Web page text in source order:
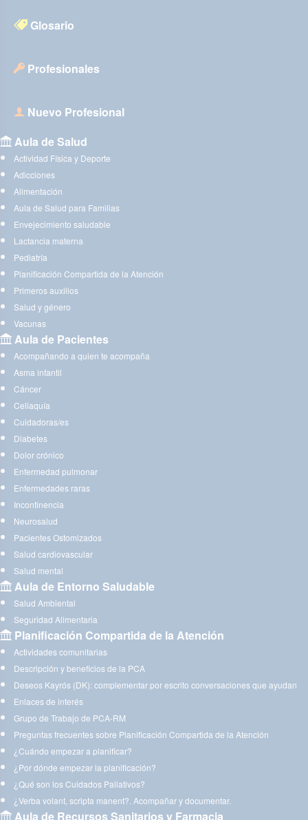
Glosario
Profesionales
Nuevo Profesional
Aula de Salud
Actividad Física y Deporte
Adicciones
Alimentación
Aula de Salud para Familias
Envejecimiento saludable
Lactancia materna
Pediatría
Planificación Compartida de la Atención
Primeros auxilios
Salud y género
Vacunas
Aula de Pacientes
Acompañando a quien te acompaña
Asma infantil
Cáncer
Celiaquía
Cuidadoras/es
Diabetes
Dolor crónico
Enfermedad pulmonar
Enfermedades raras
Incontinencia
Neurosalud
Pacientes Ostomizados
Salud cardiovascular
Salud mental
Aula de Entorno Saludable
Salud Ambiental
Seguridad Alimentaria
Planificación Compartida de la Atención
Actividades comunitarias
Descripción y beneficios de la PCA
Deseos Kayrós (DK): complementar por escrito conversaciones que ayudan
Enlaces de interés
Grupo de Trabajo de PCA-RM
Preguntas frecuentes sobre Planificación Compartida de la Atención
¿Cuándo empezar a planificar?
¿Por dónde empezar la planificación?
¿Qué son los Cuidados Paliativos?
¿Verba volant, scripta manent?. Acompañar y documentar.
Aula de Recursos Sanitarios y Farmacia